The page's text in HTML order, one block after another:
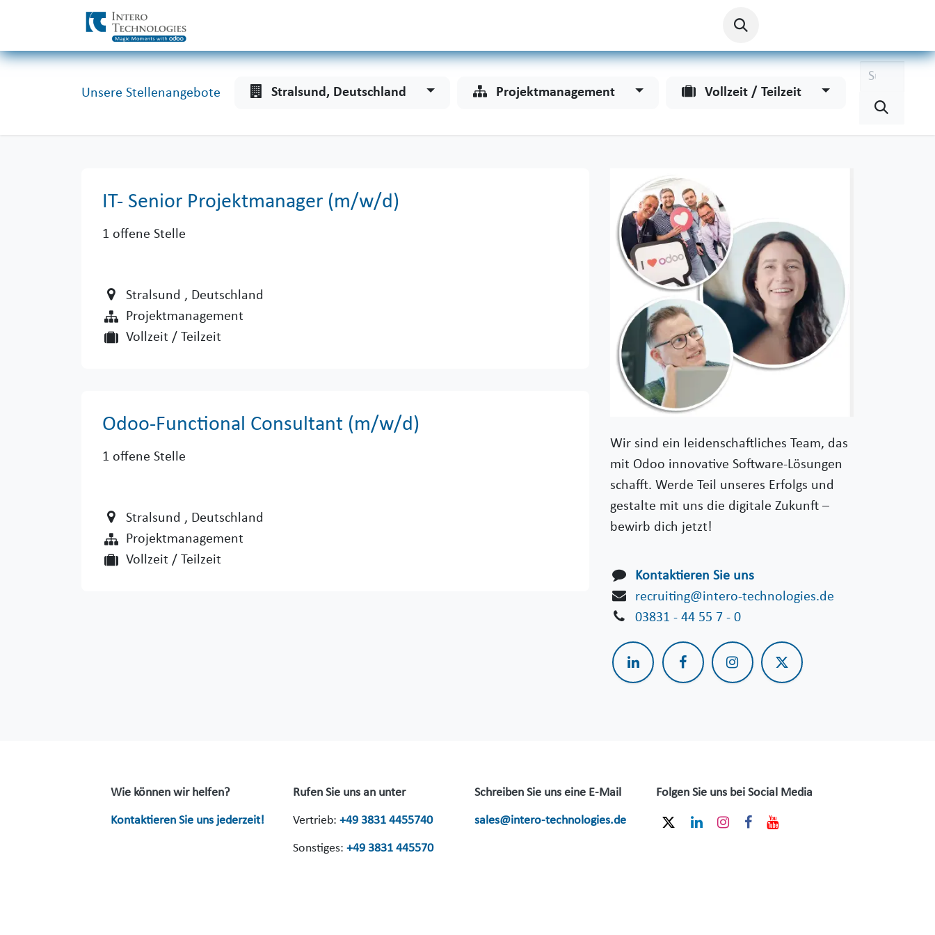
Zum Inhalt springen
Unsere Stellenangebote Stralsund, Deutschland Projektmanagement Vollzeit / Teilzeit
IT- Senior Projektmanager (m/w/d)
1 offene Stelle
Stralsund , Deutschland
Projektmanagement
Vollzeit / Teilzeit
Odoo-Functional Consultant (m/w/d)
1 offene Stelle
Stralsund , Deutschland
Projektmanagement
Vollzeit / Teilzeit
Wir sind ein leidenschaftliches Team, das
mit Odoo innovative Software-Lösungen
schafft. Werde Teil unseres Erfolgs und
gestalte mit uns die digitale Zukunft –
bewirb dich jetzt!
Kontaktieren Sie uns
recruiting@intero-technologies.de
03831 - 44 55 7 - 0
Wie können wir helfen?
Kontaktieren Sie uns jederzeit!
Rufen Sie uns an unter
Vertrieb: +49 3831 4455740
Sonstiges: +49 3831 445570
Schreiben Sie uns eine E-Mail
sales@intero-technologies.de
Folgen Sie uns bei Social Media